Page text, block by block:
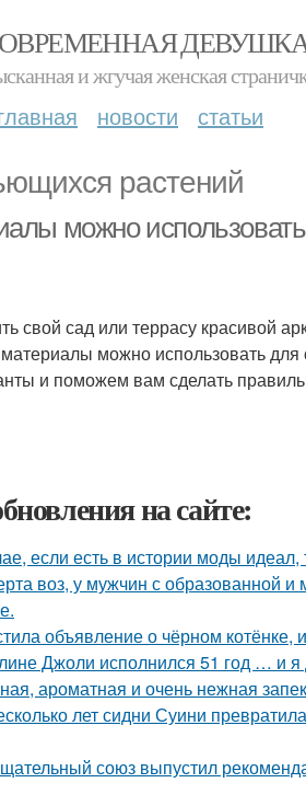
и жгучая женская
новости статьи
растений
можно
свой сад или террасу красивой
материалы можно использовать
и поможем вам сделать
на сайте:
если есть в истории моды
воз, у мужчин с образованной и
объявление о чёрном
Джоли исполнился 51 год … и я
ароматная и очень нежная
лет сидни Суини
союз выпустил